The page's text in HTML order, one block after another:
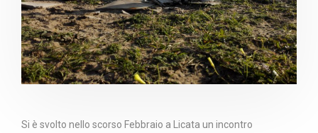
Si è svolto nello scorso Febbraio a Licata un incontro